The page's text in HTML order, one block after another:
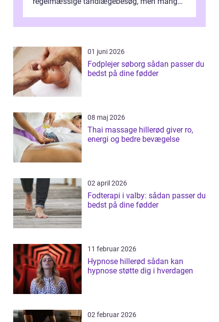
01 juni 2026
Fodplejer søborg sådan passer du
bedst på dine fødder
08 maj 2026
Thai massage hillerød giver ro,
energi og bedre bevægelse
02 april 2026
Fodterapi i valby: sådan passer du
bedst på dine fødder
11 februar 2026
Hypnose hillerød sådan kan
hypnose støtte dig i hverdagen
02 februar 2026